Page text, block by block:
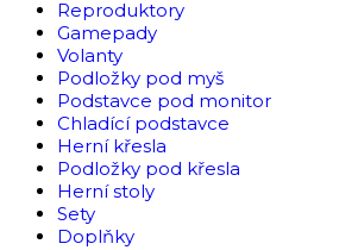
Reproduktory
Gamepady
Volanty
Podložky pod myš
Podstavce pod monitor
Chladící podstavce
Herní křesla
Podložky pod křesla
Herní stoly
Sety
Doplňky